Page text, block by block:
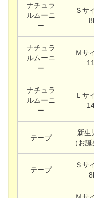
ナチュラ
ルムーニ
ー
Ｓサ
ナチュラ
ルムーニ
ー
Ｍサ
ナチュラ
ルムーニ
ー
Ｌサ
テープ
新生
（お
テープ
Ｓサ